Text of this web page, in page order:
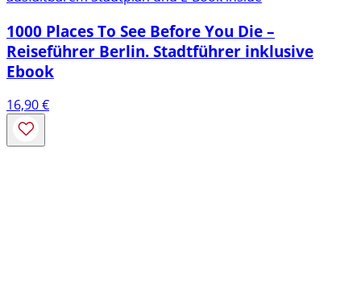
1000 Places To See Before You Die –
Reiseführer Berlin. Stadtführer inklusive
Ebook
16,90€